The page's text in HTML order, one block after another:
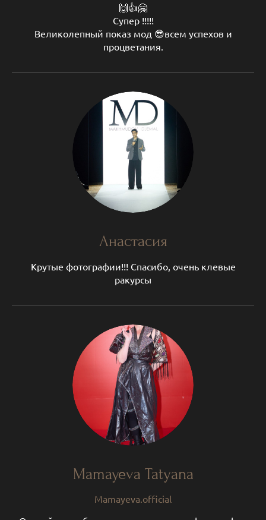
🙌👍🤗
Супер !!!!!
Великолепный показ мод 😎всем успехов и
процветания.
Анастасия
Крутые фотографии!!! Спасибо, очень клевые
ракурсы
Mamayeva Tatyana
Mamayeva.official